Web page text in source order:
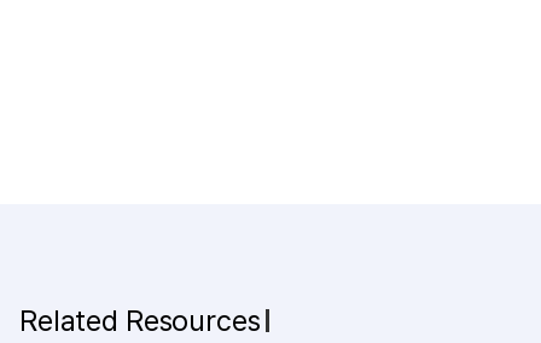
Related Resources